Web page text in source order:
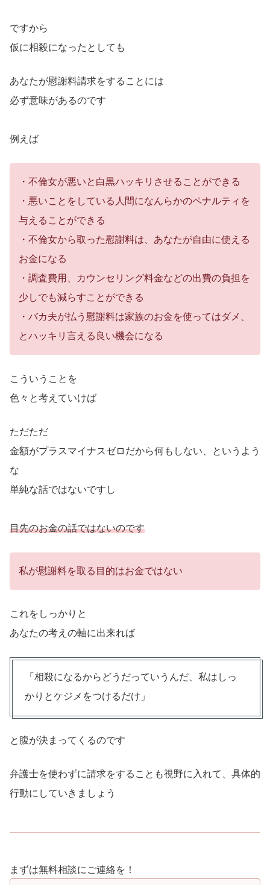
ですから
仮に相殺になったとしても
あなたが慰謝料請求をすることには
必ず意味があるのです
例えば
・不倫女が悪いと白黒ハッキリさせることができる
・悪いことをしている人間になんらかのペナルティを
与えることができる
・不倫女から取った慰謝料は、あなたが自由に使える
お金になる
・調査費用、カウンセリング料金などの出費の負担を
少しでも減らすことができる
・バカ夫が払う慰謝料は家族のお金を使ってはダメ、
とハッキリ言える良い機会になる
こういうことを
色々と考えていけば
ただただ
金額がプラスマイナスゼロだから何もしない、というよう
な
単純な話ではないですし
目先のお金の話ではないのです
私が慰謝料を取る目的はお金ではない
これをしっかりと
あなたの考えの軸に出来れば
「相殺になるからどうだっていうんだ、私はしっ
かりとケジメをつけるだけ」
と腹が決まってくるのです
弁護士を使わずに請求をすることも視野に入れて、具体的
行動にしていきましょう
まずは無料相談にご連絡を！